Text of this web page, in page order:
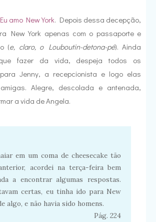
Eu amo New York. Depois dessa decepção,
New York apenas com o passaporte e
(e, claro, o Louboutin-detona-pé). Ainda
fazer da vida, despeja todos os
Jenny, a recepcionista e logo elas
Alegre, descolada e antenada,
a vida de Angela.
em um coma de cheesecake tão
acordei na terça-feira bem
a encontrar algumas respostas.
certas, eu tinha ido para New
algo, e não havia sido homens.
Pág. 224